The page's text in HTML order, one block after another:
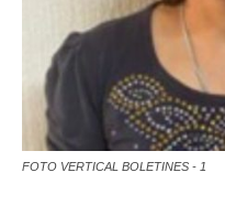
FOTO VERTICAL BOLETINES - 1